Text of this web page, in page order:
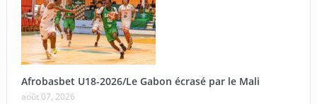
Afrobasbet U18-2026/Le Gabon écrasé par le Mali
août 07, 2026